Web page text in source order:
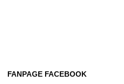
FANPAGE FACEBOOK